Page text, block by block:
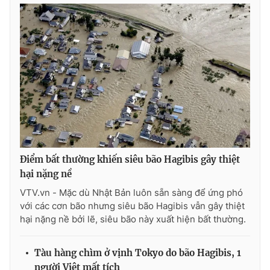
THỜI BÁO VTV
Theo dõi báo trên
Cơ quan chủ quản:Đài Truyền hình Việt Nam
Cơ quan báo chí:
Thời báo VTV
cấp ngày 29/12/2023
Tổng Biên tập: Vũ Thanh Thủy
Tổng đài VTV:024.38 355 931 - 024.38 355 932
Điểm bất thường khiến siêu bão Hagibis gây thiệt
hại nặng nề
VTV.vn - Mặc dù Nhật Bản luôn sẵn sàng để ứng phó
với các cơn bão nhưng siêu bão Hagibis vẫn gây thiệt
hại nặng nề bởi lẽ, siêu bão này xuất hiện bất thường.
Tàu hàng chìm ở vịnh Tokyo do bão Hagibis, 1
người Việt mất tích